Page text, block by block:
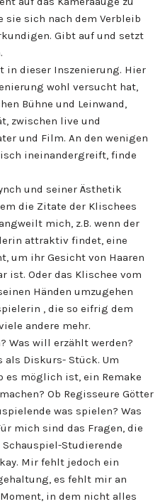
sie sich nach dem Verbleib
Gibt auf und setzt
in dieser Inszenierung. Hier
wohl versucht hat,
Bühne und Leinwand,
zwischen live und
und Film. An den wenigen
ineinandergreift, finde
und seiner Ästhetik
die Zitate der Klischees
mich, z.B. wenn der
attraktiv findet, eine
um ihr Gesicht von Haaren
ist. Oder das Klischee vom
Händen umzugehen
, die so eifrig dem
andere mehr.
Was will erzählt werden?
Diskurs- Stück. Um
es möglich ist, ein Remake
Ob Regisseure Götter
was spielen? Was
mich sind das Fragen, die
Studierende
Mir fehlt jedoch ein
es fehlt mir an
in dem nicht alles